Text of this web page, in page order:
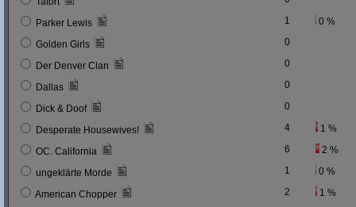
Parker Lewis 1 0 %
Golden Girls 0
Der Denver Clan 0
Dallas 0
Dick & Doof 0
Desperate Housewives! 4 1 %
OC. California 6 2 %
ungeklärte Morde 1 0 %
American Chopper 2 1 %